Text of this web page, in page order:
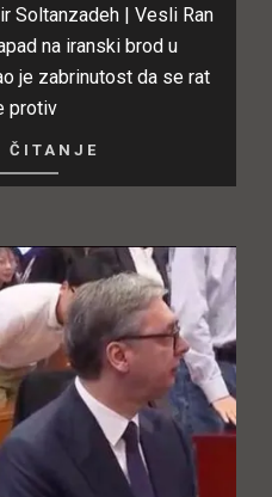
Soltanzadeh | Vesli Ran
na iranski brod u
je zabrinutost da se rat
protiv
ČITANJE